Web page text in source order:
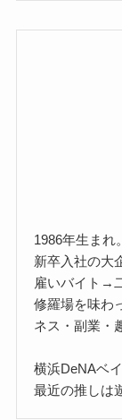
1986年生まれ
新卒入社の
雇いバイト→
修羅場を味わ
ネス・副業・
横浜DeNAベ
最近の推しは